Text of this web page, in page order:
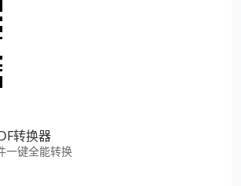
转换器
一键全能转换